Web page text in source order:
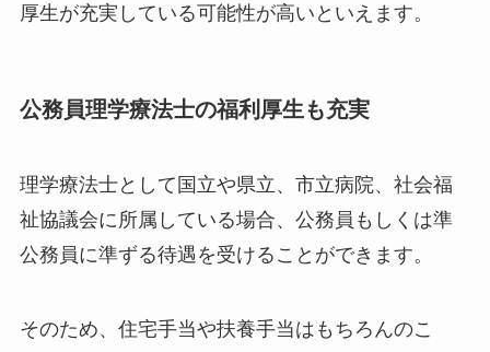
厚生が充実している可能性が高いといえます。
公務員理学療法士の福利厚生も充実
理学療法士として国立や県立、市立病院、社会福
祉協議会に所属している場合、公務員もしくは準
公務員に準ずる待遇を受けることができます。
そのため、住宅手当や扶養手当はもちろんのこ